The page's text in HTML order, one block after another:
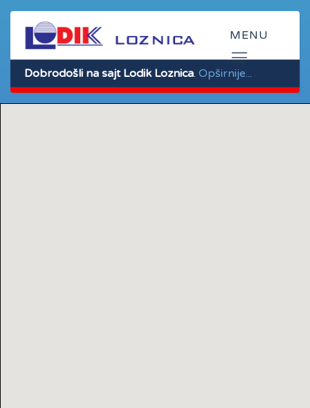
Dobrodošli na sajt Lodik Loznica. Opširnije...